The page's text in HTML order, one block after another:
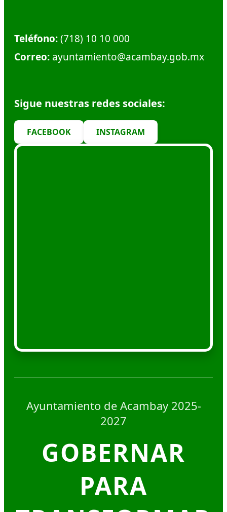
Teléfono:(718) 10 10 000
Correo: ayuntamiento@acambay.gob.mx
Sigue nuestras redes sociales:
FACEBOOK INSTAGRAM
Ayuntamiento de Acambay 2025-
2027
GOBERNAR
PARA